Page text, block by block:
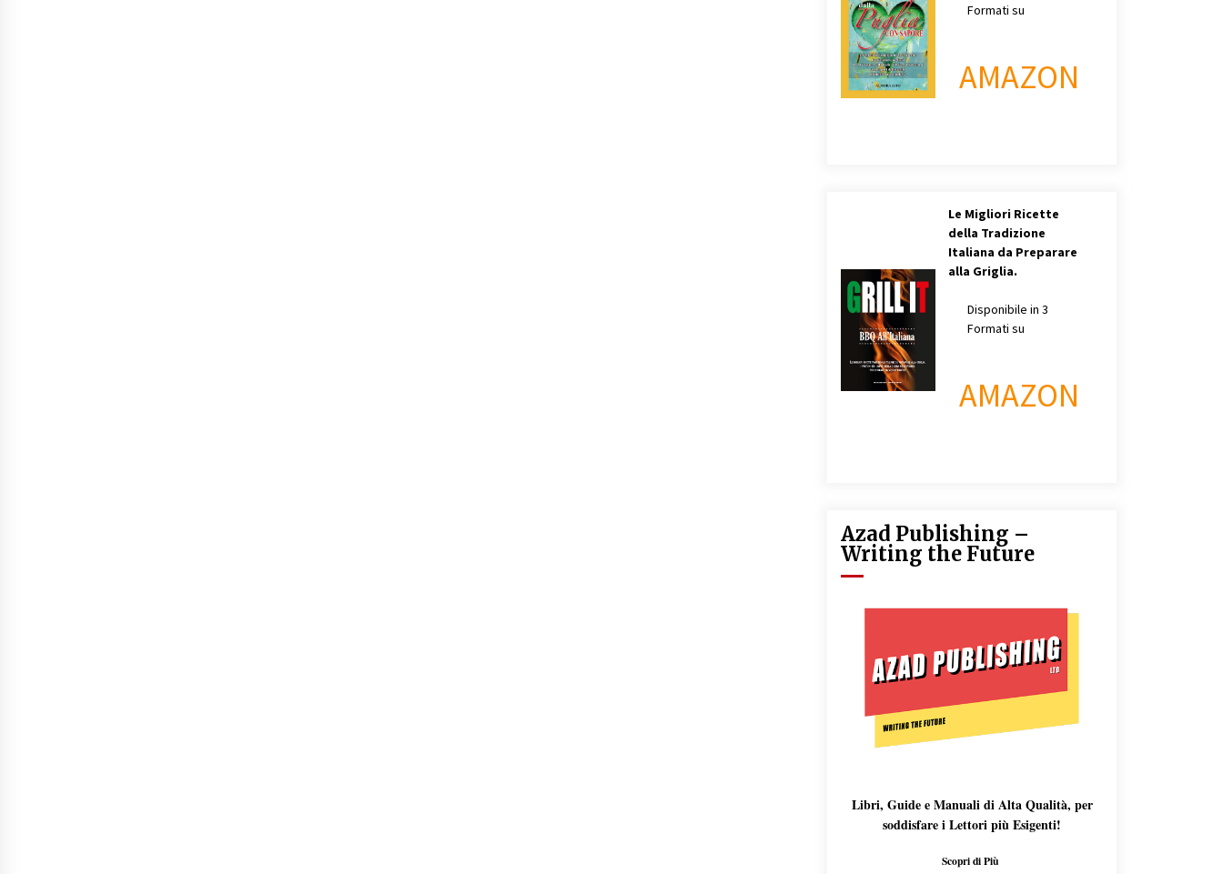
Formati su
AMAZON
Le Migliori Ricette
della Tradizione
Italiana da Preparare
alla Griglia.
Disponibile in 3
Formati su
AMAZON
Azad Publishing –
Writing the Future
Libri, Guide e Manuali di Alta Qualità, per
soddisfare i Lettori più Esigenti!
Scopri di Più